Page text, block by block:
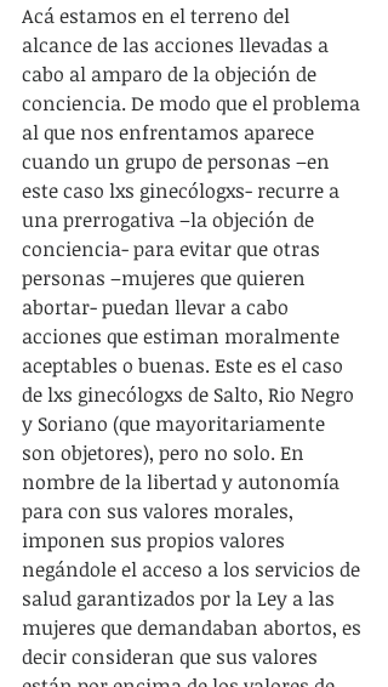
Acá estamos en el terreno del
alcance de las acciones llevadas a
cabo al amparo de la objeción de
conciencia. De modo que el problema
al que nos enfrentamos aparece
cuando un grupo de personas –en
este caso lxs ginecólogxs- recurre a
una prerrogativa –la objeción de
conciencia- para evitar que otras
personas –mujeres que quieren
abortar- puedan llevar a cabo
acciones que estiman moralmente
aceptables o buenas. Este es el caso
de lxs ginecólogxs de Salto, Rio Negro
y Soriano (que mayoritariamente
son objetores), pero no solo. En
nombre de la libertad y autonomía
para con sus valores morales,
imponen sus propios valores
negándole el acceso a los servicios de
salud garantizados por la Ley a las
mujeres que demandaban abortos, es
decir consideran que sus valores